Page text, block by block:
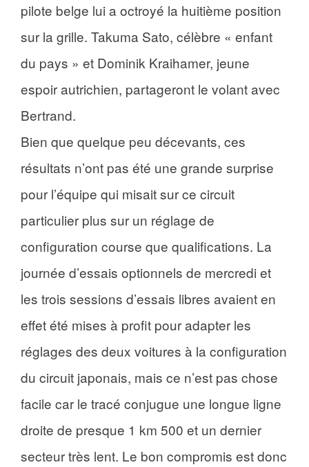
pilote belge lui a octroyé la huitième position
sur la grille. Takuma Sato, célèbre « enfant
du pays » et Dominik Kraihamer, jeune
espoir autrichien, partageront le volant avec
Bertrand.
Bien que quelque peu décevants, ces
résultats n’ont pas été une grande surprise
pour l’équipe qui misait sur ce circuit
particulier plus sur un réglage de
configuration course que qualifications. La
journée d’essais optionnels de mercredi et
les trois sessions d’essais libres avaient en
effet été mises à profit pour adapter les
réglages des deux voitures à la configuration
du circuit japonais, mais ce n’est pas chose
facile car le tracé conjugue une longue ligne
droite de presque 1 km 500 et un dernier
secteur très lent. Le bon compromis est donc